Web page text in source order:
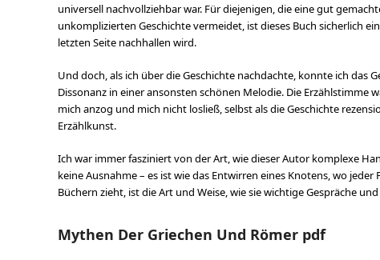
universell nachvollziehbar war. Für diejenigen, die eine gut
unkomplizierten Geschichte vermeidet, ist dieses Buch sicherlich
letzten Seite nachhallen wird.
Und doch, als ich über die Geschichte nachdachte, konnte ich das
Dissonanz in einer ansonsten schönen Melodie. Die
mich anzog und mich nicht losließ, selbst als die Geschichte
Erzählkunst.
Ich war immer fasziniert von der Art, wie dieser Autor komplexe
keine Ausnahme – es ist wie das Entwirren eines Knotens, wo
Büchern zieht, ist die Art und Weise, wie sie wichtige Gespräche
Mythen Der Griechen Und Römer pdf